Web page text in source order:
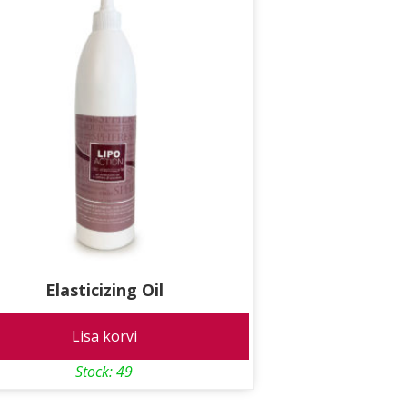
Elasticizing Oil
Lisa korvi
Stock: 49